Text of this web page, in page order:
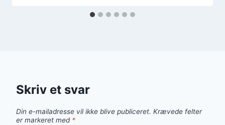
Skriv et svar
Din e-mailadresse vil ikke blive publiceret. Krævede felter
er markeret med *